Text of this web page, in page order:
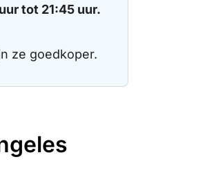
tot 21:45 uur.
ze goedkoper.